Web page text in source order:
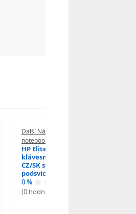
Další Náhradní klávesnice pro
notebooky
HP EliteBook 840 G6
klávesnice na notebook
CZ/SK stříbrný rámeček,
podsvícená, Trackpoint
0 %
(0 hodnocení)